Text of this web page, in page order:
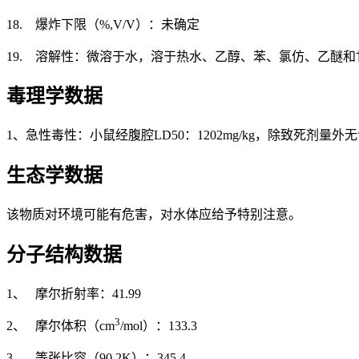
18. 爆炸下限（%,V/V）：未确定
19. 溶解性：微溶于水，溶于热水、乙醇、苯、氯仿、乙醚和
毒理学数据
1、急性毒性：小鼠经腹腔LD50：1202mg/kg，除致死剂量外无
生态学数据
该物质对环境可能有危害，对水体应给予特别注意。
分子结构数据
1、 摩尔折射率：41.99
2、 摩尔体积（cm3/mol）：133.3